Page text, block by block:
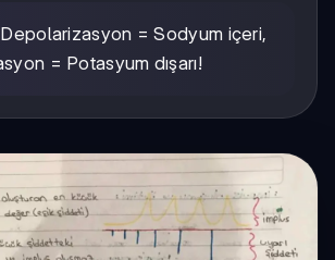
= Sodyum içeri,
= Potasyum dışarı!